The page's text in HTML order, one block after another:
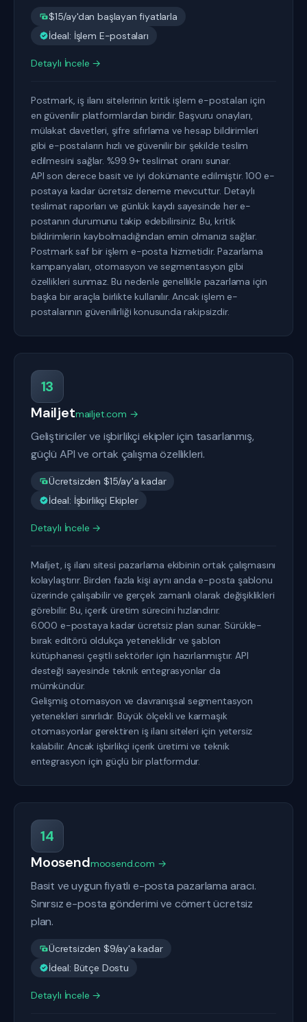
$15/ay'dan başlayan fiyatlarla
İdeal: İşlem E-postaları
Detaylı İncele →
Postmark, iş ilanı sitelerinin kritik işlem e-postaları için
en güvenilir platformlardan biridir. Başvuru onayları,
mülakat davetleri, şifre sıfırlama ve hesap bildirimleri
gibi e-postaların hızlı ve güvenilir bir şekilde teslim
edilmesini sağlar. %99.9+ teslimat oranı sunar.
API son derece basit ve iyi dokümante edilmiştir. 100 e-
postaya kadar ücretsiz deneme mevcuttur. Detaylı
teslimat raporları ve günlük kaydı sayesinde her e-
postanın durumunu takip edebilirsiniz. Bu, kritik
bildirimlerin kaybolmadığından emin olmanızı sağlar.
Postmark saf bir işlem e-posta hizmetidir. Pazarlama
kampanyaları, otomasyon ve segmentasyon gibi
özellikleri sunmaz. Bu nedenle genellikle pazarlama için
başka bir araçla birlikte kullanılır. Ancak işlem e-
postalarının güvenilirliği konusunda rakipsizdir.
13
Mailjetmailjet.com →
Geliştiriciler ve işbirlikçi ekipler için tasarlanmış,
güçlü API ve ortak çalışma özellikleri.
Ücretsizden $15/ay'a kadar
İdeal: İşbirlikçi Ekipler
Detaylı İncele →
Mailjet, iş ilanı sitesi pazarlama ekibinin ortak çalışmasını
kolaylaştırır. Birden fazla kişi aynı anda e-posta şablonu
üzerinde çalışabilir ve gerçek zamanlı olarak değişiklikleri
görebilir. Bu, içerik üretim sürecini hızlandırır.
6.000 e-postaya kadar ücretsiz plan sunar. Sürükle-
bırak editörü oldukça yeteneklidir ve şablon
kütüphanesi çeşitli sektörler için hazırlanmıştır. API
desteği sayesinde teknik entegrasyonlar da
mümkündür.
Gelişmiş otomasyon ve davranışsal segmentasyon
yetenekleri sınırlıdır. Büyük ölçekli ve karmaşık
otomasyonlar gerektiren iş ilanı siteleri için yetersiz
kalabilir. Ancak işbirlikçi içerik üretimi ve teknik
entegrasyon için güçlü bir platformdur.
14
Moosendmoosend.com →
Basit ve uygun fiyatlı e-posta pazarlama aracı.
Sınırsız e-posta gönderimi ve cömert ücretsiz
plan.
Ücretsizden $9/ay'a kadar
İdeal: Bütçe Dostu
Detaylı İncele →